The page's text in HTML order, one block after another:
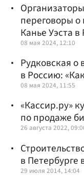
переговоры
Канье Уэста в
08 мая 2024, 12:10
Рудковская о
в Россию:
08 мая 2024, 11:55
«Кассир.ру»
по продаже
26 августа 2022,
в Петербурге
29 июля 2014, 14:04